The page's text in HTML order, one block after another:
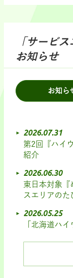
「サービ
お知らせ
お知ら
2026.07.31
第2回『ハイ
紹介
2026.06.30
東日本対象『
スエリアのた
2026.05.25
「北海道ハ